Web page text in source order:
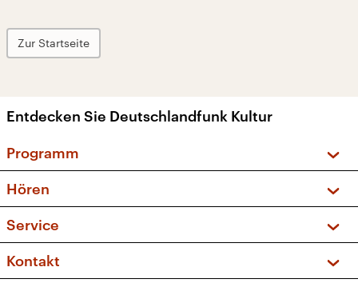
Zur Startseite
Entdecken Sie Deutschlandfunk Kultur
Programm
Sendungen und Podcasts
Musikliste
Kakadu – Das Kinderprogramm
Hören
Frequenzen (UKW + DAB+)
Service
FAQ
Apps
Kontakt